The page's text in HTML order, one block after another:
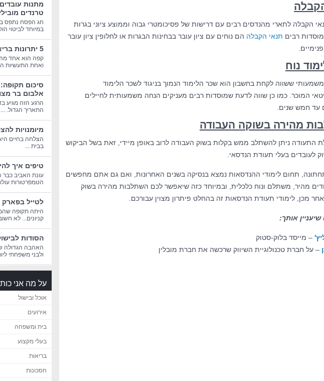
הקבלה לתארי מהנדסים רבים עם דרישות של פסיכומטרי גבוה וממוצע ציוני בגרות
רבים תנאי הקבלה הם נוחים עם ציון עובר בבחינות הבגרות או לחלופין ציון עובר
נוח
משמעותי ששווה לקחת בחשבון הוא שכר הלימוד הנמוך בניגוד לשכר הלימוד
המוכר. כמו כן שווה לדעת שמוסדות רבים מעניקים הנחה משמעותית לחיילים
עד חמש שנים.
מהירה בשוקה העבודה
התעודה ניתן להשתלב ממש בקלות בשוק העבודה לרוב באופן מיידי, זאת בשל הביקוש
לעובדים בעלי תעודת הנדסאי.
תחום לימודי ההנדסאות נמצא בנסיקה בשנים האחרונות, ואם גם אתם מחפשים
מהיר, משתלם ונוח כלכלית, ובמיוחד כזה שיאפשר לכם השתלבות מהירה בשוק
מכן, לימודי תעודת הנדסאות זה בהחלט פיתרון מצוין עבורכם.
אותך:
– מייסד בלוק-סטוק
– על חברת טכנולוגיית השיווק שרכשה את חברת מובלין
טרנדים
חג הפסח נתפס
במיוחד לביטוי
5 יתרונות בריאותיים של קפה
קפה הוא אחד
ואחת התעשיות
סיכום
אלבום בר
הרגע הזה מגיע
התאריך הגדול. ...
מיומנויות
הצלחה בחיים
בבית ...
טיפים איך
עונת האביב כבר
הטמפרטורות
לטייל בפארק
היתה תקופה
קניונים... לא
הסודות
האהבה הגדולה
ולבני משפחתי
על מה אני
אוכל ובישול
אירועים
בית ומשפחה
בעלי מקצוע
בריאות
חסכונות